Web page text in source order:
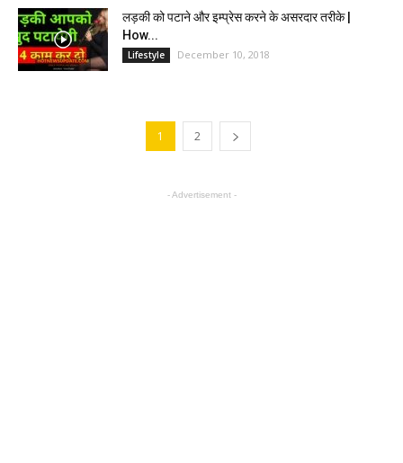
लड़की को पटाने और इम्प्रेस करने के असरदार तरीके |
How...
Lifestyle December 10, 2018
1 2
- Advertisement -